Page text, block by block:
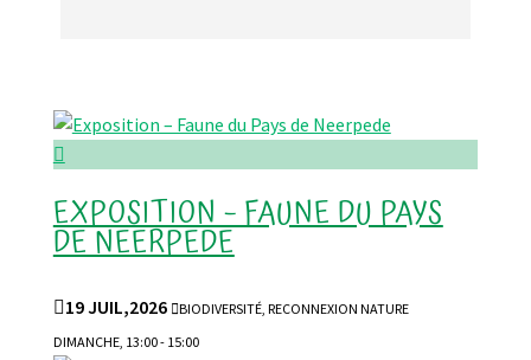

EXPOSITION – FAUNE DU PAYS
DE NEERPEDE
19 JUIL,2026 BIODIVERSITÉ, RECONNEXION NATURE
DIMANCHE, 13:00 - 15:00